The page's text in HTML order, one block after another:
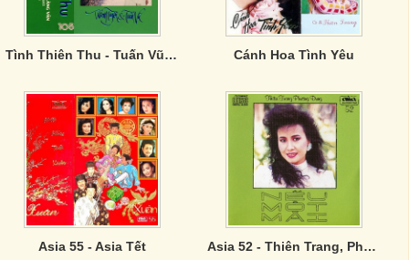
Tình Thiên Thu - Tuấn Vũ, Thanh Tuyền Cánh Hoa Tình Yêu
Asia 55 - Asia Tết Asia 52 - Thiên Trang, Phương Dung - Nếu Một Mai